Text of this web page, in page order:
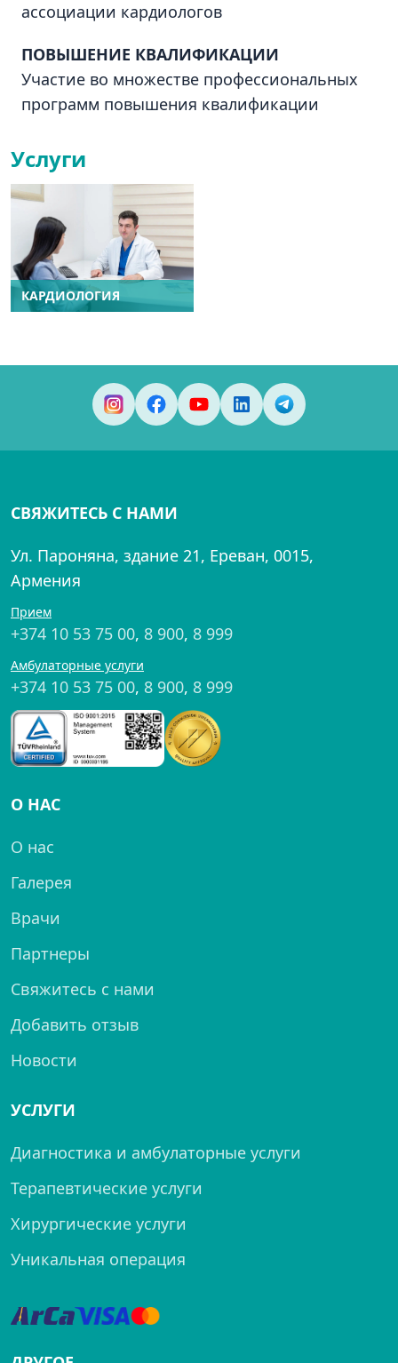
ассоциации кардиологов
ПОВЫШЕНИЕ КВАЛИФИКАЦИИ
Участие во множестве профессиональных
программ повышения квалификации
Услуги
КАРДИОЛОГИЯ
СВЯЖИТЕСЬ С НАМИ
Ул. Пароняна, здание 21, Ереван, 0015,
Армения
Прием
+374 10 53 75 00, 8 900, 8 999
Амбулаторные услуги
+374 10 53 75 00, 8 900, 8 999
О НАС
О нас
Галерея
Врачи
Партнеры
Свяжитесь с нами
Добавить отзыв
Новости
УСЛУГИ
Диагностика и амбулаторные услуги
Терапевтические услуги
Хирургические услуги
Уникальная операция